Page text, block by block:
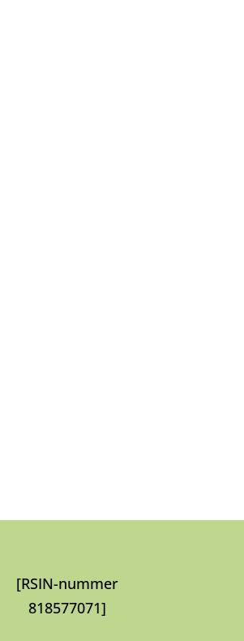
[RSIN-nummer
818577071]